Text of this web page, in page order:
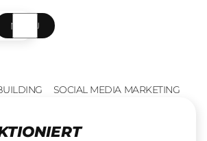
MENÜ
SOCIAL MEDIA MARKETING